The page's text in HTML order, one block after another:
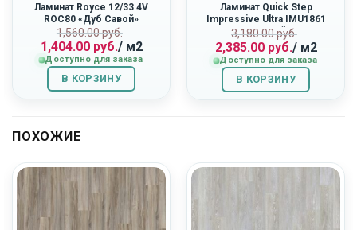
Ламинат Royce 12/33 4V
ROC80 «Дуб Савой»
1,560.00руб.
Первоначальная
цена
составляла
1,560.00
руб..
1,404.00руб.
Текущая
цена:
1,404.00
руб..
/ м2
Доступно для заказа
В КОРЗИНУ
Ламинат Quick Step
Impressive Ultra IMU1861
«Светло-Серый Бетон»
3,180.00руб.
цена
составляла
3,180.00
руб..
2,385.00руб.
Текущая
цена:
2,385.00
руб..
/ м2
Доступно для заказа
В КОРЗИНУ
ПОХОЖИЕ